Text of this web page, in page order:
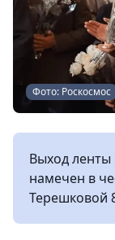
Фото: Роскосмос
Выход ленты
намечен в
Терешковой